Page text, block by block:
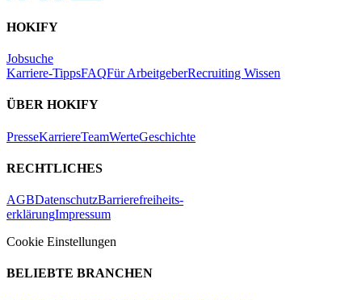
HOKIFY
Jobsuche
Karriere-TippsFAQFür ArbeitgeberRecruiting Wissen
ÜBER HOKIFY
PresseKarriereTeamWerteGeschichte
RECHTLICHES
AGBDatenschutzBarrierefreiheits-
erklärungImpressum
Cookie Einstellungen
BELIEBTE BRANCHEN